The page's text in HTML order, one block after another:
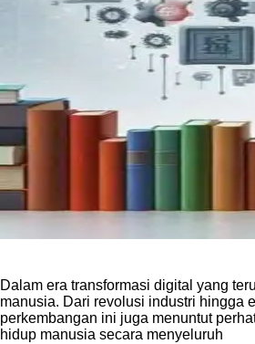
Dalam era transformasi digital yang
manusia. Dari revolusi industri hingga
perkembangan ini juga menuntut
hidup manusia secara menyeluruh